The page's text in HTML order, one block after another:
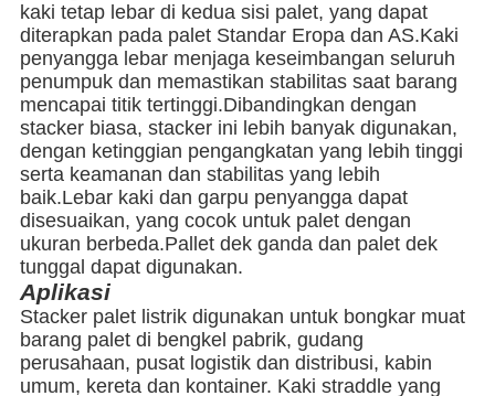
kaki tetap lebar di kedua sisi palet, yang dapat
diterapkan pada palet Standar Eropa dan AS.Kaki
penyangga lebar menjaga keseimbangan seluruh
penumpuk dan memastikan stabilitas saat barang
mencapai titik tertinggi.Dibandingkan dengan
stacker biasa, stacker ini lebih banyak digunakan,
dengan ketinggian pengangkatan yang lebih tinggi
serta keamanan dan stabilitas yang lebih
baik.Lebar kaki dan garpu penyangga dapat
disesuaikan, yang cocok untuk palet dengan
ukuran berbeda.Pallet dek ganda dan palet dek
tunggal dapat digunakan.
Aplikasi
Stacker palet listrik digunakan untuk bongkar muat
barang palet di bengkel pabrik, gudang
perusahaan, pusat logistik dan distribusi, kabin
umum, kereta dan kontainer. Kaki straddle yang